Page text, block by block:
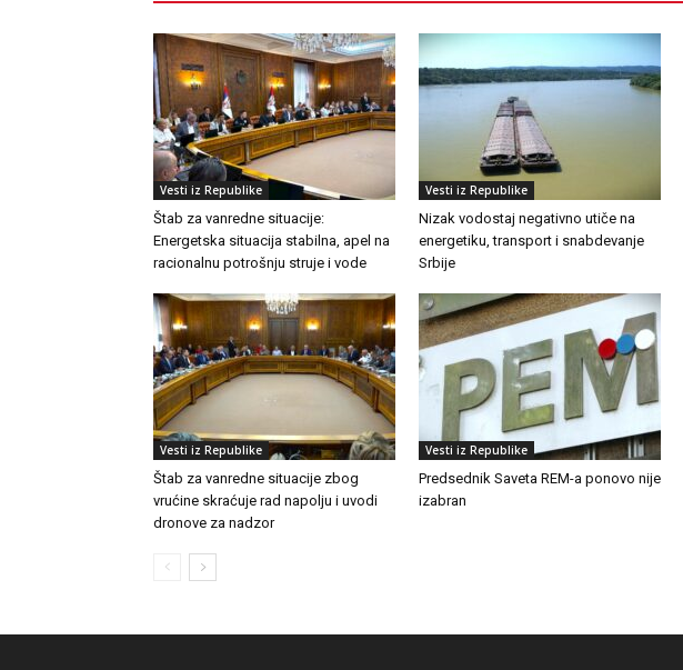
Vesti iz Republike
Štab za vanredne situacije:
Energetska situacija stabilna, apel na
racionalnu potrošnju struje i vode
Vesti iz Republike
Nizak vodostaj negativno utiče na
energetiku, transport i snabdevanje
Srbije
Vesti iz Republike
Štab za vanredne situacije zbog
vrućine skraćuje rad napolju i uvodi
dronove za nadzor
Vesti iz Republike
Predsednik Saveta REM-a ponovo nije
izabran